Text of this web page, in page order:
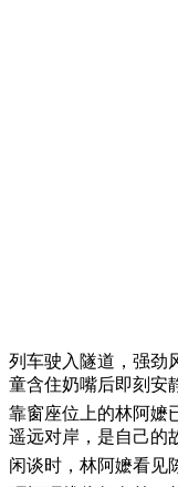
列车驶入隧道，强劲
童含住奶嘴后即刻安
靠窗座位上的林阿嬷
遥远对岸，是自己的
闲谈时，林阿嬷看见